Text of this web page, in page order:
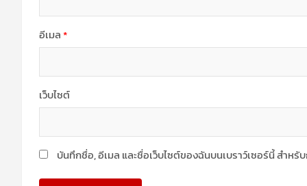
อีเมล*
เว็บไซต์
บันทึกชื่อ, อีเมล และชื่อเว็บไซต์ของฉันบนเบราว์เซอร์นี้ สำห